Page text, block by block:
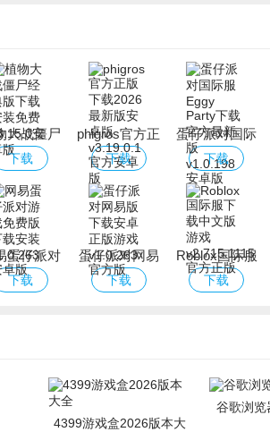
大战僵尸
版下载安
装免费
下载
phigros官方正
版下载2026最
新版安卓版
下载
蛋仔派对国际
服Eggy Party
下载官方最新
版
下载
蛋仔派对
免费版下
下载
蛋仔派对网易
版下载安卓正
下载
Roblox国际服
下载中文版游
下载
4399游戏盒2026版本大
谷歌浏览